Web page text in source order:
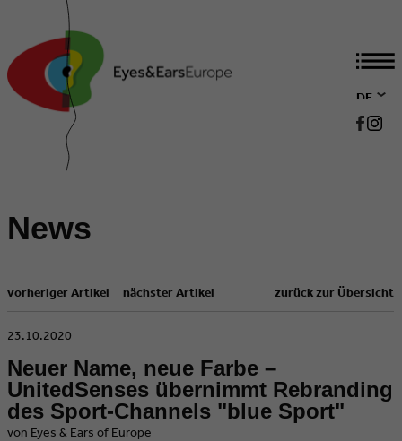
DE
EN
News
vorheriger Artikel zurück zur Übersicht
nächster Artikel
​23.10.2020
Neuer Name, neue Farbe –
UnitedSenses übernimmt Rebranding
des Sport-Channels "blue Sport"
von Eyes & Ears of Europe